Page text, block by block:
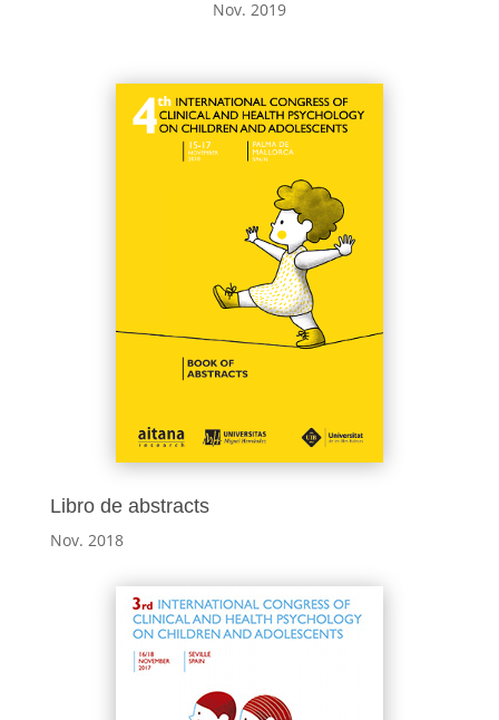
Nov. 2019
Libro de abstracts
Nov. 2018